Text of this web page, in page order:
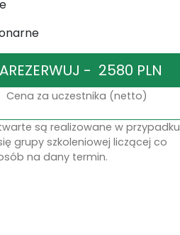
Cena za uczestnika (netto)
są realizowane w przypadku
grupy szkoleniowej liczącej co
na dany termin.